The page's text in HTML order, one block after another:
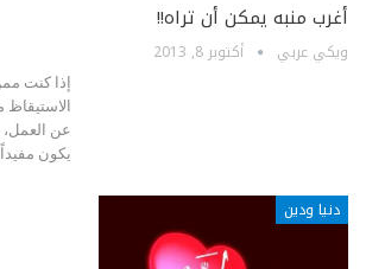
أغرب منبه يمكن أن تراه!!
ويكي عربي أكتوبر 8, 2013
إذا كنت
الاستيقاظ
عن العمل،
يكون
دنيا ودين